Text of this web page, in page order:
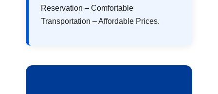
Reservation – Comfortable
Transportation – Affordable Prices.